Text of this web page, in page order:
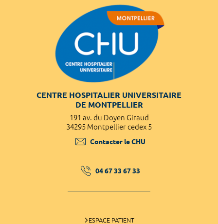
CENTRE HOSPITALIER UNIVERSITAIRE
DE MONTPELLIER
191 av. du Doyen Giraud
34295 Montpellier cedex 5
Contacter le CHU
04 67 33 67 33
ESPACE PATIENT